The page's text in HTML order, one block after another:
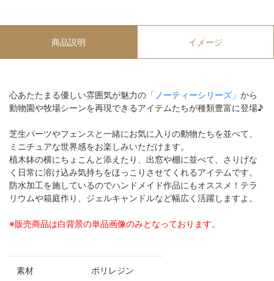
商品説明 イメージ
心あたたまる優しい雰囲気が魅力の 「ノーティーシリーズ」 から
動物園や牧場シーンを再現できるアイテムたちが種類豊富に登場♪
芝生パーツやフェンスと一緒にお気に入りの動物たちを並べて、
ミニチュアな世界感をお楽しみいただけます。
植木鉢の横にちょこんと添えたり、出窓や棚に並べて、さりげな
く日常に溶け込み気持ちをほっこりさせてくれるアイテムです。
防水加工を施しているのでハンドメイド作品にもオススメ！テラ
リウムや箱庭作り、ジェルキャンドルなど幅広く活躍しますよ。
※販売商品は白背景の単品画像のみとなっております。
素材 ポリレジン